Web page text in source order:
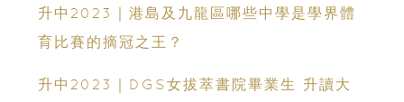
升中2023｜港島及九龍區哪些中學是學界體
育比賽的摘冠之王？
升中2023｜DGS女拔萃書院畢業生 升讀大